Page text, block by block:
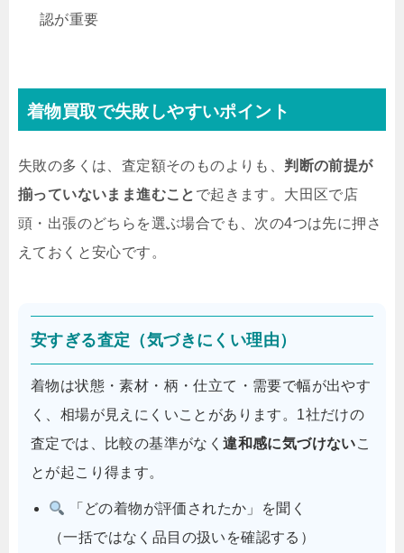
認が重要
着物買取で失敗しやすいポイント
失敗の多くは、査定額そのものよりも、 判断の前提が
揃っていないまま進むこと で起きます。大田区で店
頭・出張のどちらを選ぶ場合でも、次の4つは先に押さ
えておくと安心です。
安すぎる査定（気づきにくい理由）
着物は状態・素材・柄・仕立て・需要で幅が出やす
く、相場が見えにくいことがあります。1社だけの
査定では、比較の基準がなく違和感に気づけないこ
とが起こり得ます。
「どの着物が評価されたか」を聞く
（一括ではなく品目の扱いを確認する）